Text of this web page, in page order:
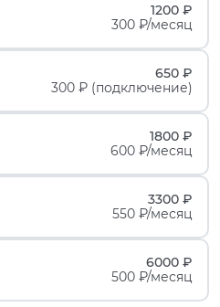
1200 ₽
300 ₽/месяц
650 ₽
300 ₽ (подключение)
1800 ₽
600 ₽/месяц
3300 ₽
550 ₽/месяц
6000 ₽
500 ₽/месяц